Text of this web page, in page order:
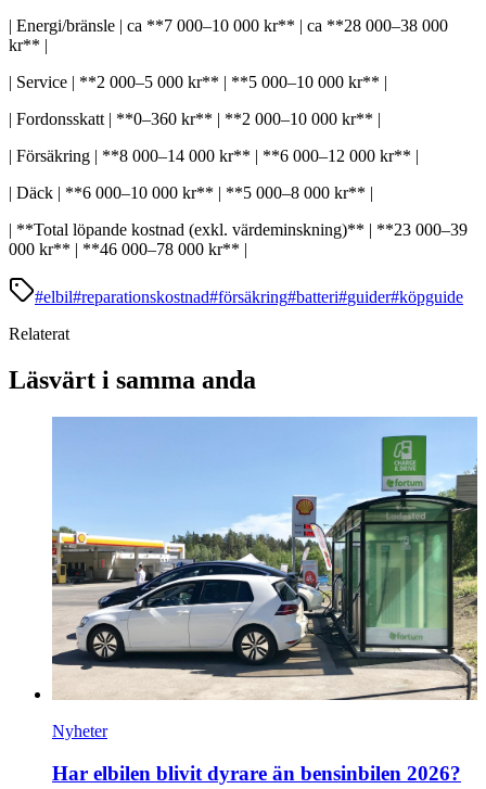
| Energi/bränsle | ca **7 000–10 000 kr** | ca **28 000–38 000
kr** |
| Service | **2 000–5 000 kr** | **5 000–10 000 kr** |
| Fordonsskatt | **0–360 kr** | **2 000–10 000 kr** |
| Försäkring | **8 000–14 000 kr** | **6 000–12 000 kr** |
| Däck | **6 000–10 000 kr** | **5 000–8 000 kr** |
| **Total löpande kostnad (exkl. värdeminskning)** | **23 000–39
000 kr** | **46 000–78 000 kr** |
#elbil#reparationskostnad#försäkring#batteri#guider#köpguide
Relaterat
Läsvärt i samma anda
Nyheter
Har elbilen blivit dyrare än bensinbilen 2026?